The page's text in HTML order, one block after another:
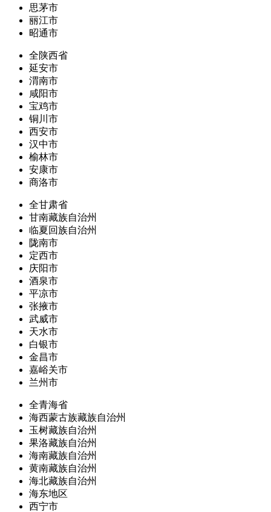
思茅市
丽江市
昭通市
全陕西省
延安市
渭南市
咸阳市
宝鸡市
铜川市
西安市
汉中市
榆林市
安康市
商洛市
全甘肃省
甘南藏族自治州
临夏回族自治州
陇南市
定西市
庆阳市
酒泉市
平凉市
张掖市
武威市
天水市
白银市
金昌市
嘉峪关市
兰州市
全青海省
海西蒙古族藏族自治州
玉树藏族自治州
果洛藏族自治州
海南藏族自治州
黄南藏族自治州
海北藏族自治州
海东地区
西宁市